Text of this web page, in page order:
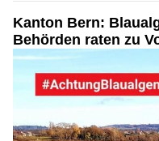
Kanton Bern:
Behörden raten zu